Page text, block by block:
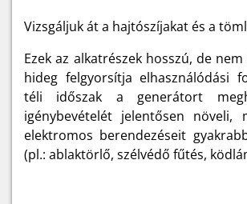
Vizsgáljuk át a hajtószíjakat és a
Ezek az alkatrészek hosszú, de
hideg felgyorsítja elhasználódási
téli időszak a generátort
igénybevételét jelentősen növeli,
elektromos berendezéseit
(pl.: ablaktörlő, szélvédő fűtés,